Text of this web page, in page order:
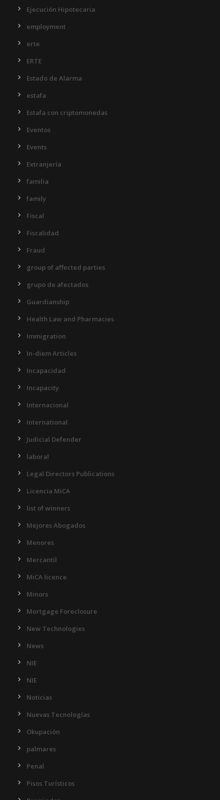
Ejecución Hipotecaria
employment
erte
ERTE
Estado de Alarma
estafa
Estafa con criptomonedas
Eventos
Events
Extranjería
familia
family
Fiscal
Fiscalidad
Fraud
group of affected parties
grupo de afectados
Guardianship
Health Law and Pharmacies
Immigration
In-diem Articles
Incapacidad
Incapacity
Internacional
International
Judicial Defender
laboral
Legal Directors Publications
Licencia MiCA
list of winners
Mejores Abogados
Menores
Mercantil
MiCA licence
Minors
Mortgage Foreclosure
New Technologies
News
NIE
NIE
Noticias
Nuevas Tecnologías
Okupación
palmares
Penal
Pisos Turísticos